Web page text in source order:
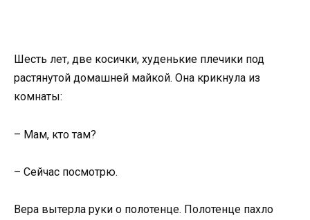
Шесть лет, две косички, худенькие плечики под
растянутой домашней майкой. Она крикнула из
комнаты:
– Мам, кто там?
– Сейчас посмотрю.
Вера вытерла руки о полотенце. Полотенце пахло